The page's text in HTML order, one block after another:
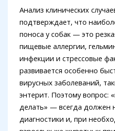
Анализ клинических
подтверждает, что
поноса у собак — это
пищевые аллергии,
инфекции и стрессовые
развивается особенно
вирусных заболеваний,
энтерит. Поэтому вопрос:
делать» — всегда должен
диагностики и, при